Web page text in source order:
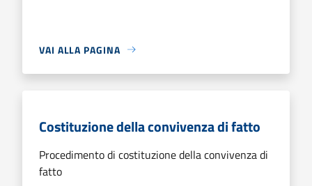
VAI ALLA PAGINA
Costituzione della convivenza di fatto
Procedimento di costituzione della convivenza di
fatto